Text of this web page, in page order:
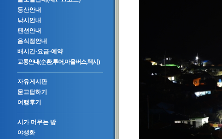
등산안내
낚시안내
펜션안내
음식점안내
배시간·요금·예약
교통안내(순환,투어,마을버스,택시)
자유게시판
묻고답하기
여행후기
시가 머무는 방
야생화